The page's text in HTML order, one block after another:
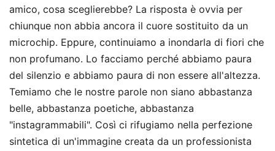
amico, cosa sceglierebbe? La risposta è ovvia per
chiunque non abbia ancora il cuore sostituito da un
microchip. Eppure, continuiamo a inondarla di fiori che
non profumano. Lo facciamo perché abbiamo paura
del silenzio e abbiamo paura di non essere all'altezza.
Temiamo che le nostre parole non siano abbastanza
belle, abbastanza poetiche, abbastanza
"instagrammabili". Così ci rifugiamo nella perfezione
sintetica di un'immagine creata da un professionista